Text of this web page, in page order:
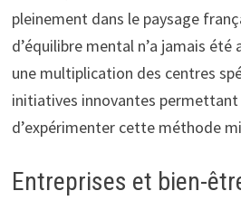
pleinement dans le paysage
d’équilibre mental n’a jamais
une multiplication des centres
initiatives innovantes permettant
d’expérimenter cette méthode
Entreprises et bien-